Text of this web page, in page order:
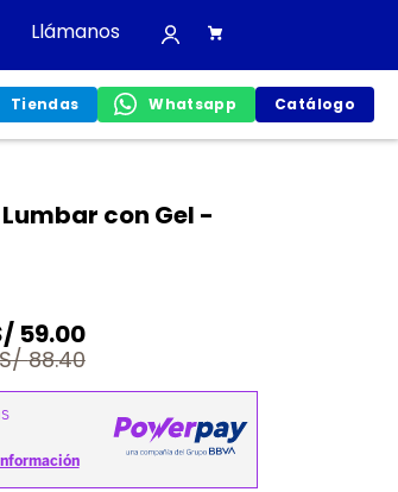
Llámanos
Tiendas Whatsapp Catálogo
con Gel -
59.00
S/88.40